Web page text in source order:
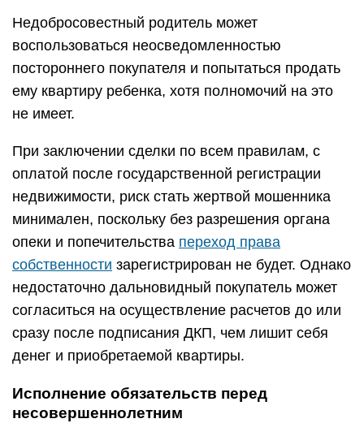
Недобросовестный родитель может
воспользоваться неосведомленностью
постороннего покупателя и попытаться продать
ему квартиру ребенка, хотя полномочий на это
не имеет.
При заключении сделки по всем правилам, с
оплатой после государственной регистрации
недвижимости, риск стать жертвой мошенника
минимален, поскольку без разрешения органа
опеки и попечительства переход права
собственности зарегистрирован не будет. Однако
недостаточно дальновидный покупатель может
согласиться на осуществление расчетов до или
сразу после подписания ДКП, чем лишит себя
денег и приобретаемой квартиры.
Исполнение обязательств перед
несовершеннолетним